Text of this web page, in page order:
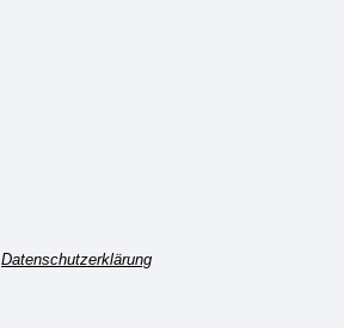
Datenschutzerklärung